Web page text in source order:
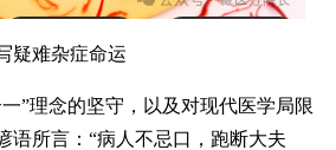
疑难杂症命运
”理念的坚守，以及对现代医学局限
语所言：“病人不忌口，跑断大夫